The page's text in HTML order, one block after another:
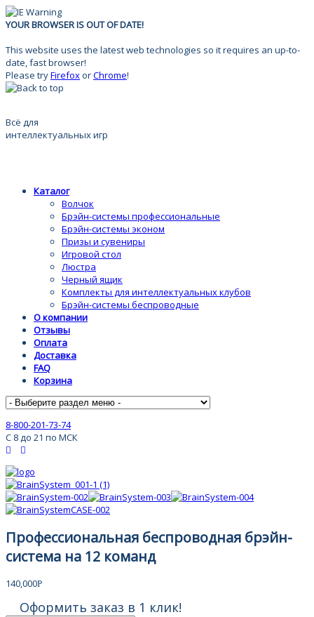
YOUR BROWSER IS OUT OF DATE!
This website uses the latest web technologies so it requires an up-to-
date, fast browser!
Please tryFirefoxorChrome!
Всё для
интеллектуальных игр
Каталог
Волчок
Брэйн-системы профессиональные
Брэйн-системы эконом
Призы и сувениры
Игровой стол
Люстра
Черный ящик
Комплекты для интеллектуальных клубов
Брэйн-системы беспроводные
О компании
Отзывы
Оплата
Доставка
FAQ
Корзина
8-800-201-73-74
С 8 до 21 по МСК
Профессиональная беспроводная брэйн-
система на 12 команд
140,000Р
Оформить заказ в 1 клик!